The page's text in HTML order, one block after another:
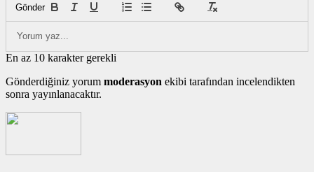
Gönder
En az 10 karakter gerekli
Gönderdiğiniz yorum moderasyon ekibi tarafından incelendikten
sonra yayınlanacaktır.